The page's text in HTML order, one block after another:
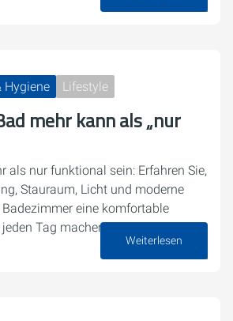
Hygiene Lifestyle
mehr kann als „nur
als nur funktional sein: Erfahren Sie,
Stauraum, Licht und moderne
eine komfortable
Tag machen.
Weiterlesen